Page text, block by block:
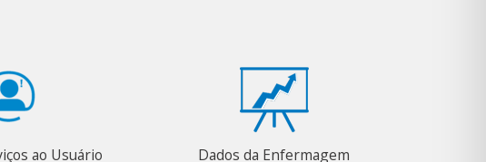
ao Usuário Dados da Enfermagem